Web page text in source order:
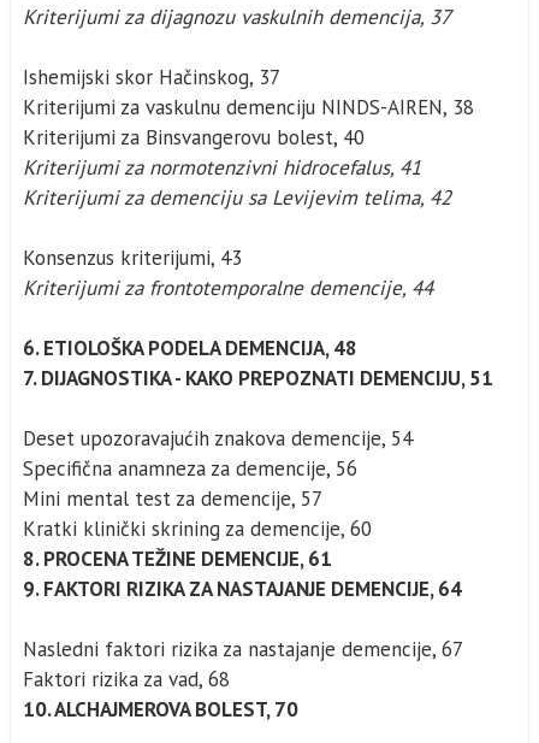
Kriterijumi za dijagnozu vaskulnih demencija, 37
Ishemijski skor Hačinskog, 37
Kriterijumi za vaskulnu demenciju NINDS-AIREN, 38
Kriterijumi za Binsvangerovu bolest, 40
Kriterijumi za normotenzivni hidrocefalus, 41
Kriterijumi za demenciju sa Levijevim telima, 42
Konsenzus kriterijumi, 43
Kriterijumi za frontotemporalne demencije, 44
6. ETIOLOŠKA PODELA DEMENCIJA, 48
7. DIJAGNOSTIKA - KAKO PREPOZNATI DEMENCIJU, 51
Deset upozoravajućih znakova demencije, 54
Specifična anamneza za demencije, 56
Mini mental test za demencije, 57
Kratki klinički skrining za demencije, 60
8. PROCENA TEŽINE DEMENCIJE, 61
9. FAKTORI RIZIKA ZA NASTAJANJE DEMENCIJE, 64
Nasledni faktori rizika za nastajanje demencije, 67
Faktori rizika za vad, 68
10. ALCHAJMEROVA BOLEST, 70